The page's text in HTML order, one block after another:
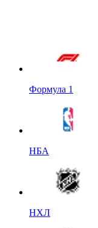
Формула 1
НБА
НХЛ